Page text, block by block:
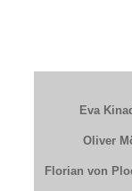
Eva
Oliver
Florian von